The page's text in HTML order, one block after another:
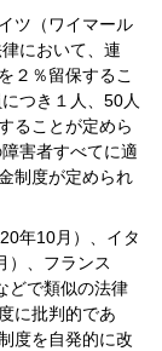
ツ（ワイマール
において、連
２％留保するこ
つき１人、50人
ることが定めら
害者すべてに適
制度が定められ
年10月）、イタ
）、フランス
どで類似の法律
に批判的であ
度を自発的に改